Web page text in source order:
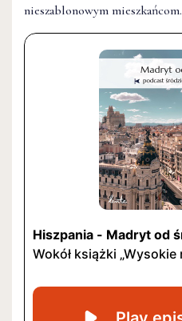
nieszablonowym mieszkańcom.